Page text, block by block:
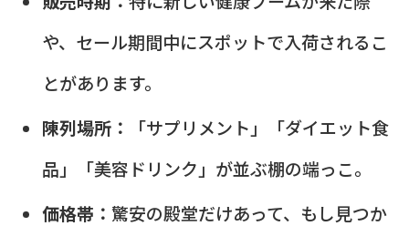
や、セール期間中にスポットで入荷されるこ
とがあります。
陳列場所：
「サプリメント」「ダイエット食
品」「美容ドリンク」が並ぶ棚の端っこ。
価格帯： 驚安の殿堂だけあって、もし見つか